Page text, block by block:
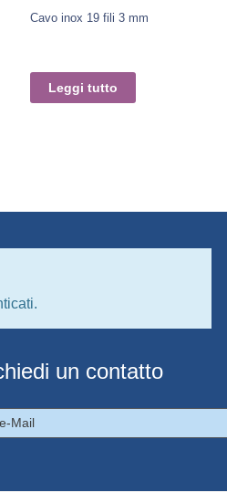
Cavo inox 19 fili 3 mm
Leggi tutto
un contatto